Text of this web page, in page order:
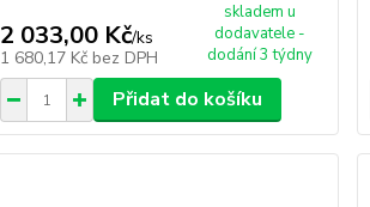
2 033,00 Kč/ks
1 680,17 Kč bez DPH
skladem u
dodavatele -
dodání 3 týdny
Přidat do košíku